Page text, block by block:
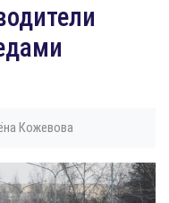
Кожевова